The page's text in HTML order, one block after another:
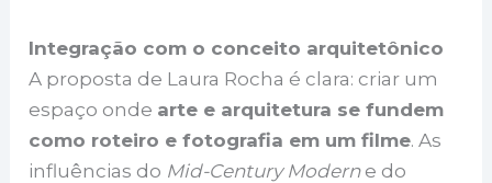
Integração com o conceito arquitetônico
A proposta de Laura Rocha é clara: criar um
espaço onde arte e arquitetura se fundem
como roteiro e fotografia em um filme. As
influências do Mid-Century Moderne do